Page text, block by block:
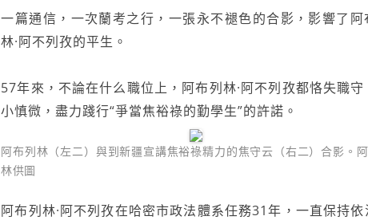
一篇通信，一次蘭考之行，一張永不褪色的合影，影響了阿
林·阿不列孜的平生。
57年來，不論在什么職位上，阿布列林·阿不列孜都恪失職守
小慎微，盡力踐行“爭當焦裕祿的勤學生”的許諾。
阿布列林（左二）與到新疆宣講焦裕祿精力的焦守云（右二）合影。
林供圖
阿布列林·阿不列孜在哈密市政法體系任務31年，一直保持依